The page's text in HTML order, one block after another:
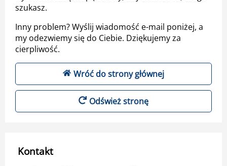
szukasz.
Inny problem? Wyślij wiadomość e-mail poniżej, a
my odezwiemy się do Ciebie. Dziękujemy za
cierpliwość.
Wróć do strony głównej
Odśwież stronę
Kontakt